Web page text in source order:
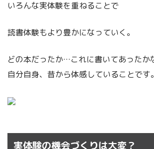
いろんな実体験を重ねることで
読書体験もより豊かになっていく。
どの本だったか…これに書いてあったか
自分自身、昔から体感していることです。
実体験の機会づくりは大変？